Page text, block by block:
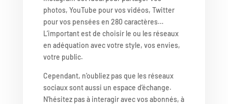
photos, YouTube pour vos vidéos, Twitter
pour vos pensées en 280 caractères…
L’important est de choisir le ou les réseaux
en adéquation avec votre style, vos envies,
votre public.
Cependant, n’oubliez pas que les réseaux
sociaux sont aussi un espace d’échange.
N’hésitez pas à interagir avec vos abonnés, à